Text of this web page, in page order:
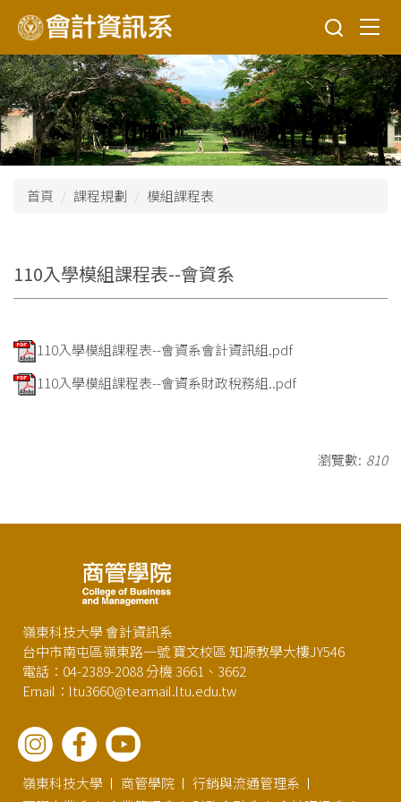
到
主
要
內
容
區
首頁 課程規劃 模組課程表
110入學模組課程表--會資系
110入學模組課程表--會資系會計資訊組.pdf
110入學模組課程表--會資系財政稅務組..pdf
瀏覽數: 810
嶺東科技大學 會計資訊系
台中市南屯區嶺東路一號 寶文校區 知源教學大樓JY546
電話：04-2389-2088 分機 3661、3662
Email：ltu3660@teamail.ltu.edu.tw
嶺東科技大學 商管學院
行銷與流通管理系